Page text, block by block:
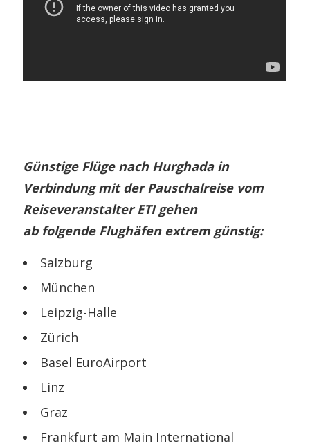
Günstige Flüge nach Hurghada in
Verbindung mit der Pauschalreise vom
Reiseveranstalter ETI gehen
ab folgende Flughäfen extrem günstig:
Salzburg
München
Leipzig-Halle
Zürich
Basel EuroAirport
Linz
Graz
Frankfurt am Main International